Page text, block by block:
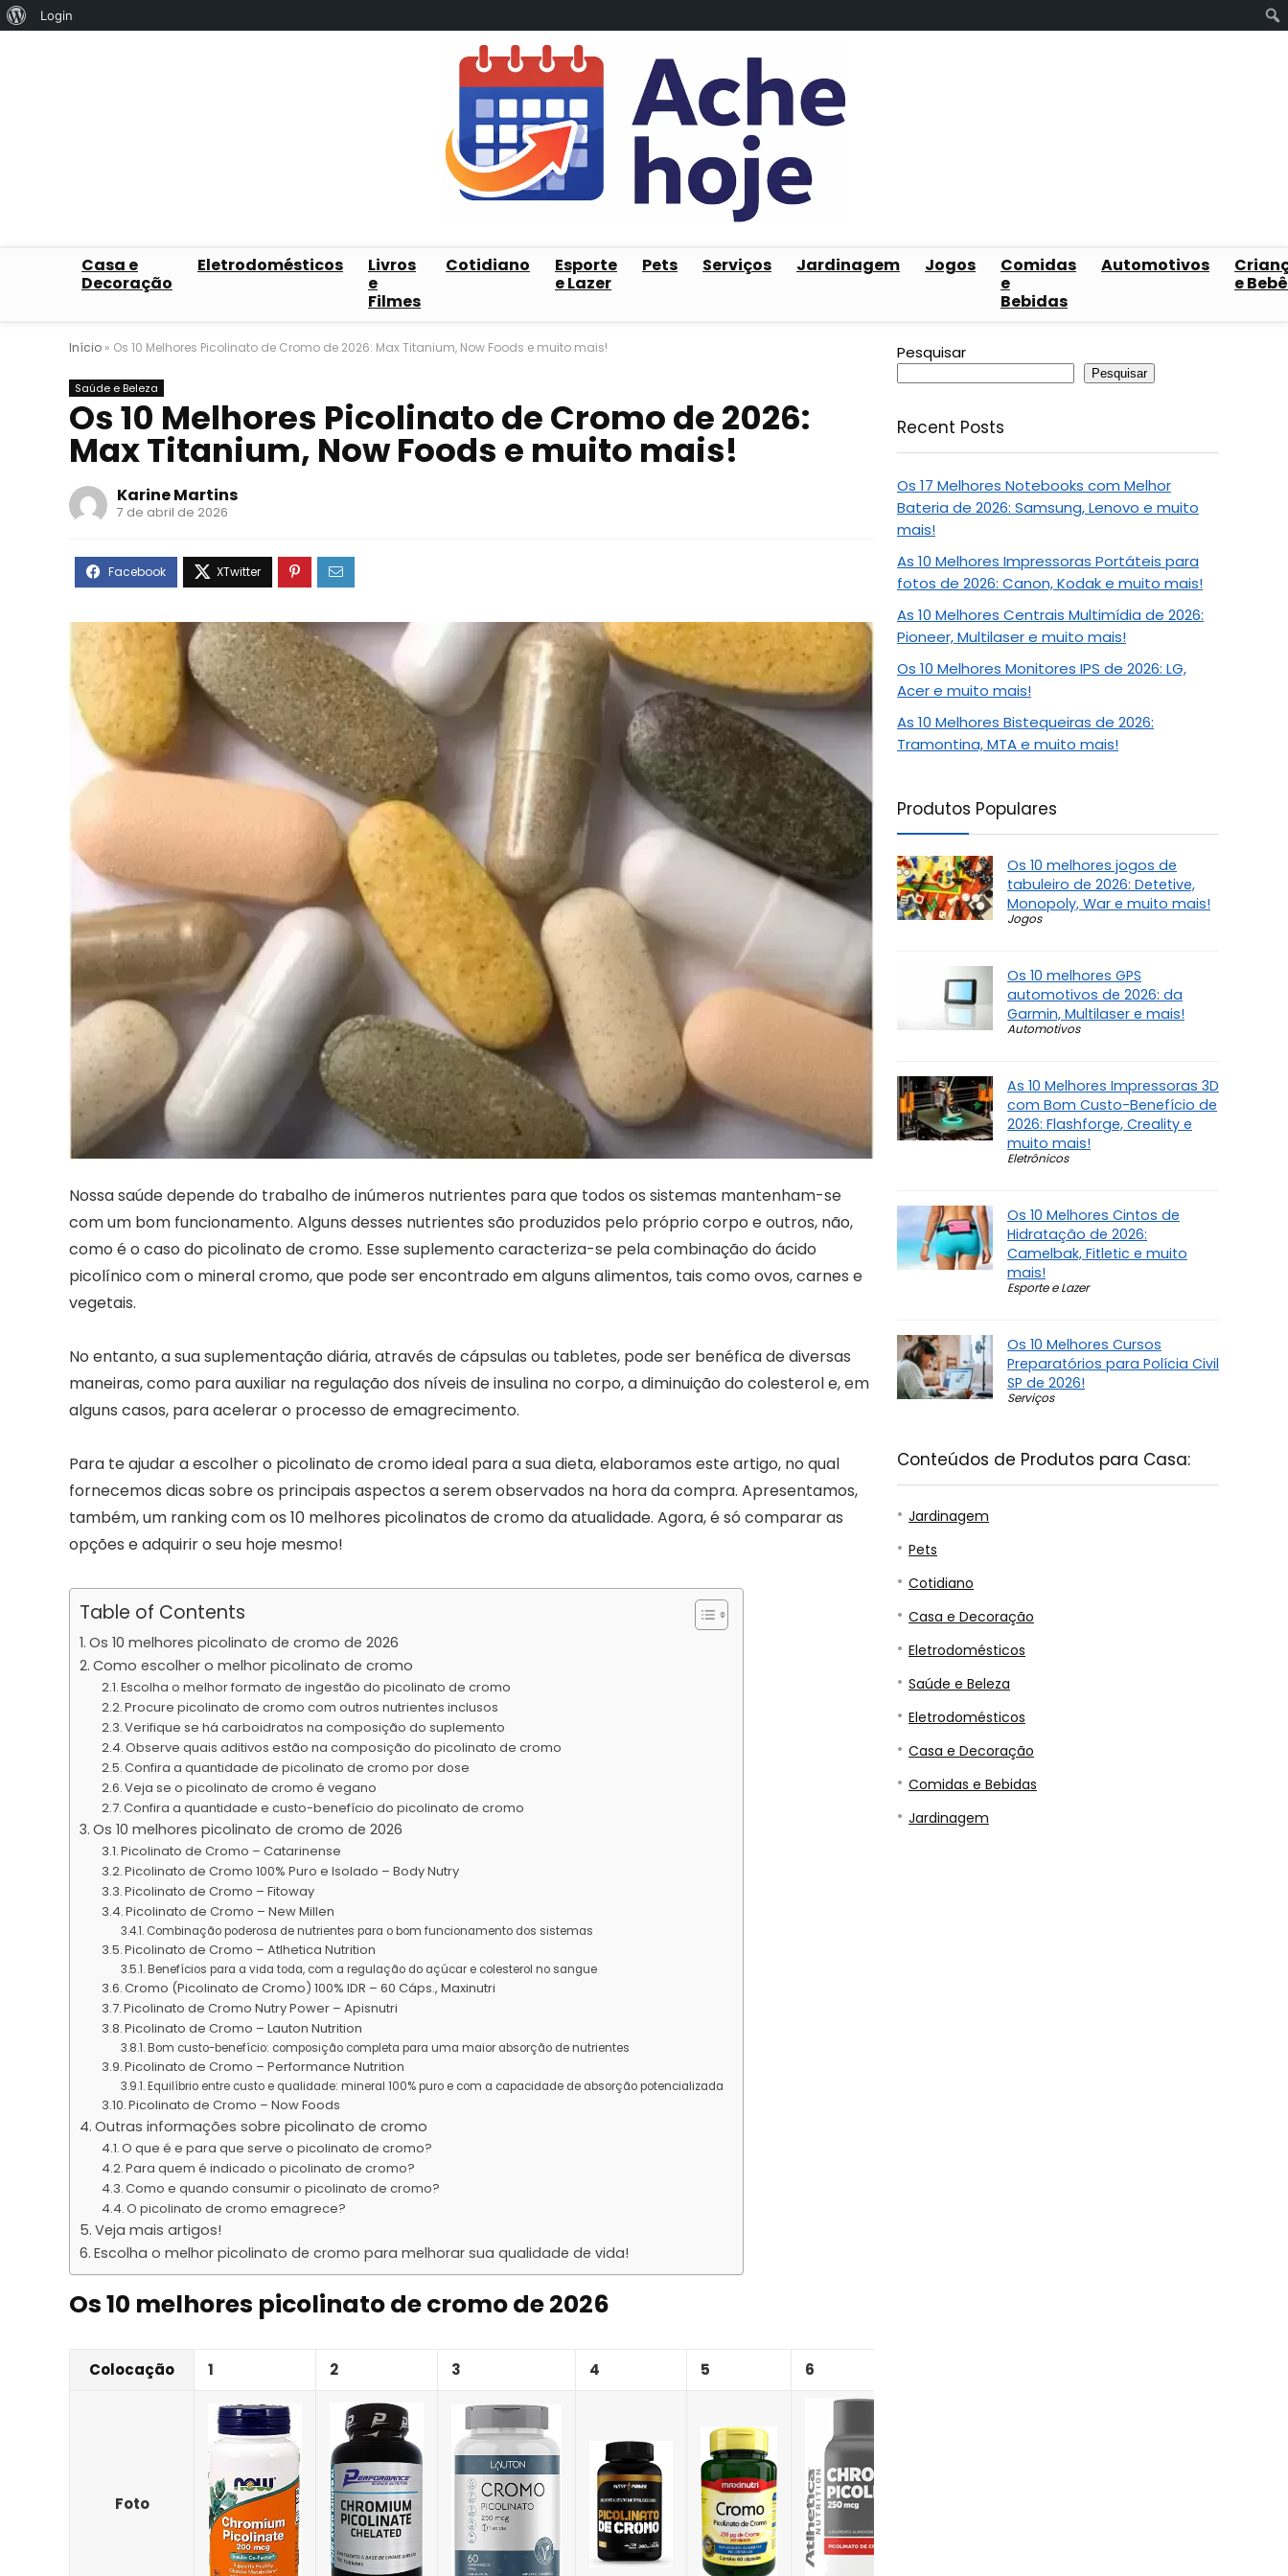
Sobre
Login
Casa e
Decoração
Eletrodomésticos
Livros
e
Filmes
Cotidiano
Esporte
e Lazer
Pets Serviços Jardinagem Jogos
Comidas
e
Bebidas
Automotivos
e
Início » Os 10 Melhores Picolinato de Cromo de 2026: Max Titanium, Now Foods e muito mais!
Saúde e Beleza
Os 10 Melhores Picolinato de Cromo de 2026:
Max Titanium, Now Foods e muito mais!
Karine Martins
7 de abril de 2026
Nossa saúde depende do trabalho de inúmeros nutrientes para que todos os sistemas mantenham-se
com um bom funcionamento. Alguns desses nutrientes são produzidos pelo próprio corpo e outros, não,
como é o caso do picolinato de cromo. Esse suplemento caracteriza-se pela combinação do ácido
picolínico com o mineral cromo, que pode ser encontrado em alguns alimentos, tais como ovos, carnes e
vegetais.
No entanto, a sua suplementação diária, através de cápsulas ou tabletes, pode ser benéfica de diversas
maneiras, como para auxiliar na regulação dos níveis de insulina no corpo, a diminuição do colesterol e, em
alguns casos, para acelerar o processo de emagrecimento.
Para te ajudar a escolher o picolinato de cromo ideal para a sua dieta, elaboramos este artigo, no qual
fornecemos dicas sobre os principais aspectos a serem observados na hora da compra. Apresentamos,
também, um ranking com os 10 melhores picolinatos de cromo da atualidade. Agora, é só comparar as
opções e adquirir o seu hoje mesmo!
Table of Contents
Os 10 melhores picolinato de cromo de 2026
Como escolher o melhor picolinato de cromo
Escolha o melhor formato de ingestão do picolinato de cromo
Procure picolinato de cromo com outros nutrientes inclusos
Verifique se há carboidratos na composição do suplemento
Observe quais aditivos estão na composição do picolinato de cromo
Confira a quantidade de picolinato de cromo por dose
Veja se o picolinato de cromo é vegano
Confira a quantidade e custo-benefício do picolinato de cromo
Os 10 melhores picolinato de cromo de 2026
Picolinato de Cromo – Catarinense
Picolinato de Cromo 100% Puro e Isolado – Body Nutry
Picolinato de Cromo – Fitoway
Picolinato de Cromo – New Millen
Combinação poderosa de nutrientes para o bom funcionamento dos sistemas
Picolinato de Cromo – Atlhetica Nutrition
Benefícios para a vida toda, com a regulação do açúcar e colesterol no sangue
Cromo (Picolinato de Cromo) 100% IDR – 60 Cáps., Maxinutri
Picolinato de Cromo Nutry Power – Apisnutri
Picolinato de Cromo – Lauton Nutrition
Bom custo-benefício: composição completa para uma maior absorção de nutrientes
Picolinato de Cromo – Performance Nutrition
Equilíbrio entre custo e qualidade: mineral 100% puro e com a capacidade de absorção potencializada
Picolinato de Cromo – Now Foods
Outras informações sobre picolinato de cromo
O que é e para que serve o picolinato de cromo?
Para quem é indicado o picolinato de cromo?
Como e quando consumir o picolinato de cromo?
O picolinato de cromo emagrece?
Veja mais artigos!
Escolha o melhor picolinato de cromo para melhorar sua qualidade de vida!
Os 10 melhores picolinato de cromo de 2026
Colocação 1 2 3 4 5 6
Foto
Pesquisar
Pesquisar
Recent Posts
Os 17 Melhores Notebooks com Melhor
Bateria de 2026: Samsung, Lenovo e muito
mais!
As 10 Melhores Impressoras Portáteis para
fotos de 2026: Canon, Kodak e muito mais!
As 10 Melhores Centrais Multimídia de 2026:
Pioneer, Multilaser e muito mais!
Os 10 Melhores Monitores IPS de 2026: LG,
Acer e muito mais!
As 10 Melhores Bistequeiras de 2026:
Tramontina, MTA e muito mais!
Produtos Populares
Os 10 melhores jogos de
tabuleiro de 2026: Detetive,
Monopoly, War e muito mais!
Jogos
Os 10 melhores GPS
automotivos de 2026: da
Garmin, Multilaser e mais!
Automotivos
As 10 Melhores Impressoras 3D
com Bom Custo-Benefício de
2026: Flashforge, Creality e
muito mais!
Eletrônicos
Os 10 Melhores Cintos de
Hidratação de 2026:
Camelbak, Fitletic e muito
mais!
Esporte e Lazer
Os 10 Melhores Cursos
Preparatórios para Polícia Civil
SP de 2026!
Serviços
Conteúdos de Produtos para Casa:
Jardinagem
Pets
Cotidiano
Casa e Decoração
Eletrodomésticos
Saúde e Beleza
Eletrodomésticos
Casa e Decoração
Comidas e Bebidas
Jardinagem